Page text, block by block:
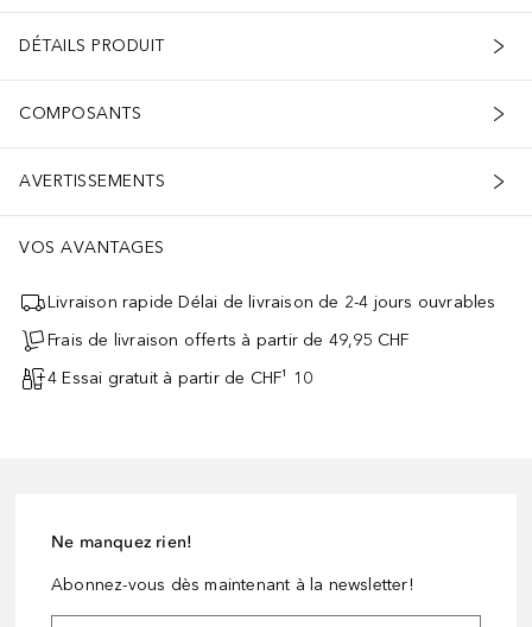
DÉTAILS PRODUIT
COMPOSANTS
AVERTISSEMENTS
VOS AVANTAGES
Livraison rapide Délai de livraison de 2-4 jours ouvrables
Frais de livraison offerts à partir de 49,95 CHF
4 Essai gratuit à partir de CHF¹ 10
Ne manquez rien!
Abonnez-vous dès maintenant à la newsletter!